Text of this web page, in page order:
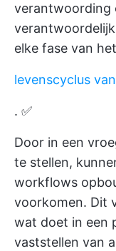
verantwoording
elke fase van
levenscyclus
. ✅
Door in een
te stellen,
workflows
voorkomen. Dit
wat doet in een
vaststellen van